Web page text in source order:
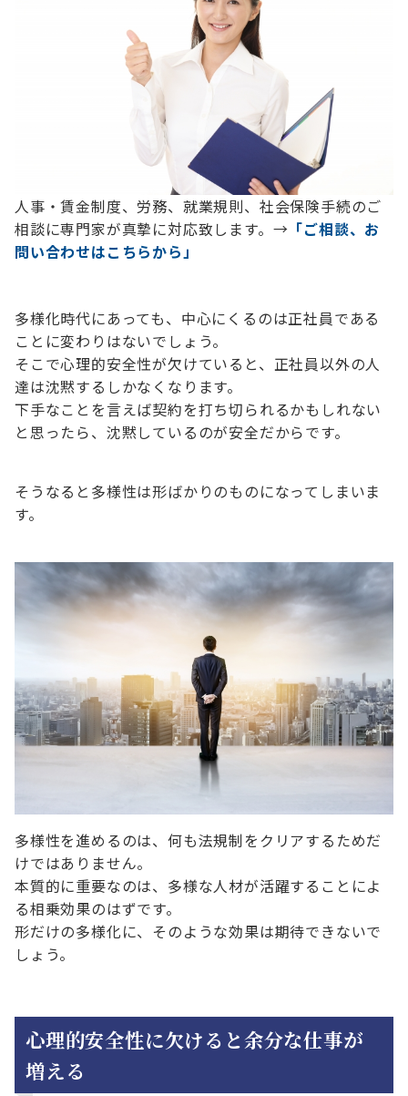
人事・賃金制度、労務、就業規則、社会保険手続のご
相談に専門家が真摯に対応致します。→ 「ご相談、お
問い合わせはこちらから」
多様化時代にあっても、中心にくるのは正社員である
ことに変わりはないでしょう。
そこで心理的安全性が欠けていると、正社員以外の人
達は沈黙するしかなくなります。
下手なことを言えば契約を打ち切られるかもしれない
と思ったら、沈黙しているのが安全だからです。
そうなると多様性は形ばかりのものになってしまいま
す。
多様性を進めるのは、何も法規制をクリアするためだ
けではありません。
本質的に重要なのは、多様な人材が活躍することによ
る相乗効果のはずです。
形だけの多様化に、そのような効果は期待できないで
しょう。
心理的安全性に欠けると余分な仕事が
増える